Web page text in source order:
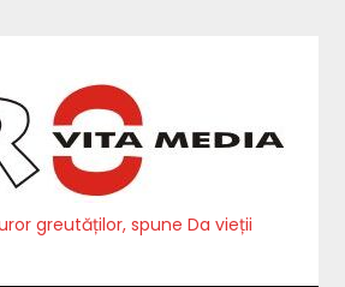
greutăților, spune Da vieții